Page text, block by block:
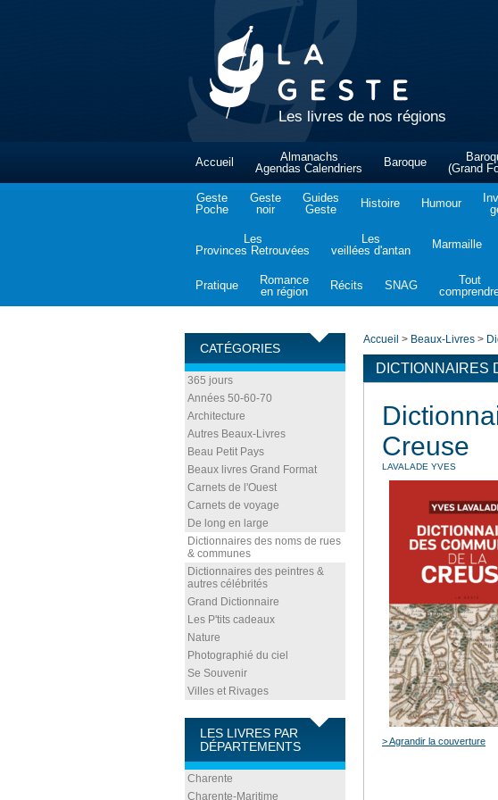
Les livres de nos régions
Accueil
Almanachs
Agendas Calendriers
Baroque
(Grand
Geste
Poche
Geste
noir
Guides
Geste
Histoire Humour
Les
Provinces Retrouvées
Les
veillées d'antan
Marmaille
Pratique
Romance
en région
Récits SNAG
Tout
CATÉGORIES
365 jours
Années 50-60-70
Architecture
Autres Beaux-Livres
Beau Petit Pays
Beaux livres Grand Format
Carnets de l'Ouest
Carnets de voyage
De long en large
Dictionnaires des noms de rues
& communes
Dictionnaires des peintres &
autres célébrités
Grand Dictionnaire
Les P'tits cadeaux
Nature
Photographié du ciel
Se Souvenir
Villes et Rivages
LES LIVRES PAR
DÉPARTEMENTS
Charente
Charente-Maritime
Accueil > Beaux-Livres >
DICTIONNAIRES
Creuse
LAVALADE YVES
> Agrandir la couverture